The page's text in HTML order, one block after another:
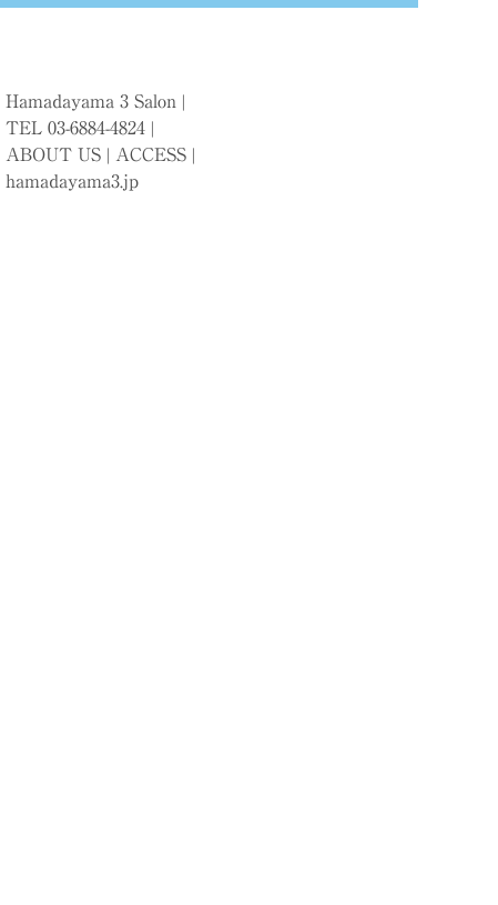
Hamadayama 3 Salon |
TEL 03-6884-4824 |
ABOUT US| ACCESS|
hamadayama3.jp